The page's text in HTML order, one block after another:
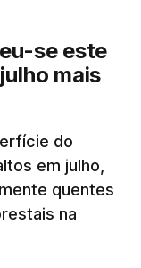
afixados.
e alunos foram
ainda não
na
se este
mais
do
em julho,
quentes
na